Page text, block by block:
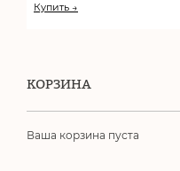
КОРЗИНА
Ваша корзина пуста
Купить →